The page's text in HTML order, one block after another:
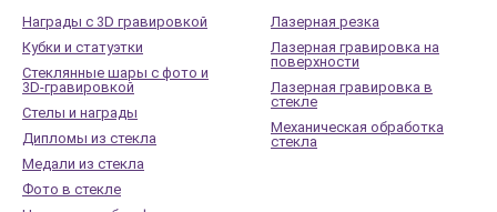
Награды с 3D гравировкой
Кубки и статуэтки
Стеклянные шары с фото и
3D-гравировкой
Стелы и награды
Дипломы из стекла
Медали из стекла
Фото в стекле
Лазерная резка
Лазерная гравировка на
поверхности
Лазерная гравировка в
стекле
Механическая обработка
стекла